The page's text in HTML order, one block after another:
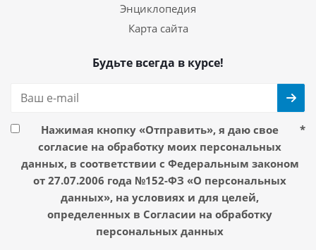
Энциклопедия
Карта сайта
Будьте всегда в курсе!
Нажимая кнопку «Отправить», я даю свое
согласие на обработку моих персональных
данных, в соответствии с Федеральным законом
от 27.07.2006 года №152-ФЗ «О персональных
данных», на условиях и для целей,
определенных в Согласии на обработку
персональных данных
*